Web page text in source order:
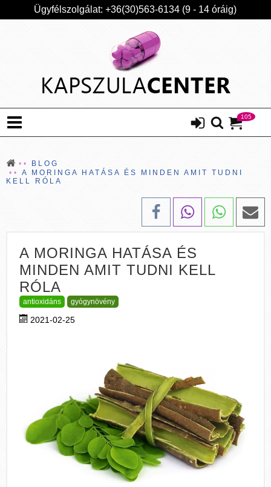
Ügyfélszolgálat: +36(30)563-6134 (9 - 14 óráig)
105
BLOG
A MORINGA HATÁSA ÉS MINDEN AMIT TUDNI
KELL RÓLA
A MORINGA HATÁSA ÉS
MINDEN AMIT TUDNI KELL
RÓLA
antioxidáns gyógynövény
2021-02-25